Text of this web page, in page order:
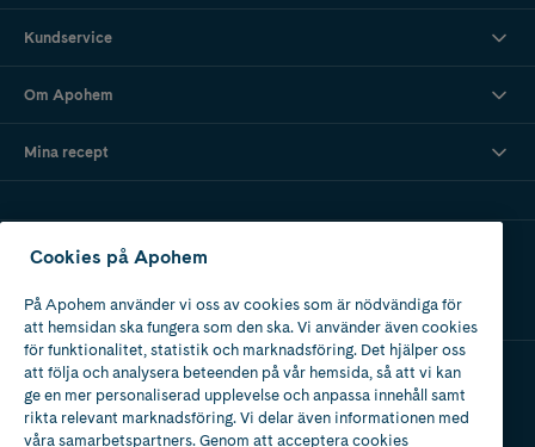
Kundservice
Om Apohem
Mina recept
Ladda ner vår app
Apotek med tillstånd
av Läkemedelsverket
Cookies på Apohem
På Apohem använder vi oss av cookies som är nödvändiga för
att hemsidan ska fungera som den ska. Vi använder även cookies
för funktionalitet, statistik och marknadsföring. Det hjälper oss
att följa och analysera beteenden på vår hemsida, så att vi kan
ge en mer personaliserad upplevelse och anpassa innehåll samt
rikta relevant marknadsföring. Vi delar även informationen med
våra samarbetspartners. Genom att acceptera cookies